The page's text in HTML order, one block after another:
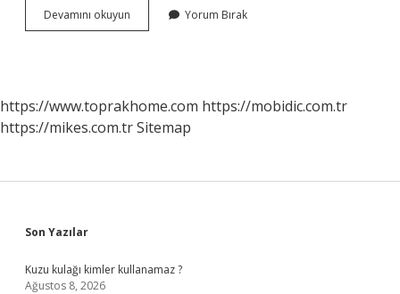
Devamını okuyun
Mayıs
Yorum Bırak
https://www.toprakhome.com https://mobidic.com.tr
https://mikes.com.trSitemap
Sidebar
Son Yazılar
Kuzu kulağı kimler kullanamaz ?
Ağustos 8, 2026